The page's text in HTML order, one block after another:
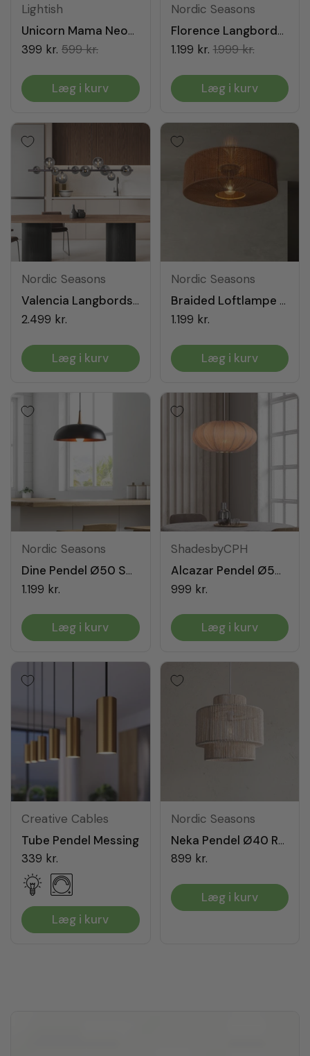
Lightish
Unicorn Mama Neonskilt
399 kr. 599 kr.
Læg i kurv
Nordic Seasons
Florence Langbordspendel Messing/Amber
1.199 kr. 1.999 kr.
Læg i kurv
Nordic Seasons
Valencia Langbordspendel Sort Titanium/Smoke
2.499 kr.
Læg i kurv
Nordic Seasons
Braided Loftlampe Ø60
1.199 kr.
Læg i kurv
Nordic Seasons
Dine Pendel Ø50 Sort
1.199 kr.
Læg i kurv
ShadesbyCPH
Alcazar Pendel Ø50 Champagne
999 kr.
Læg i kurv
Creative Cables
Tube Pendel Messing
339 kr.
Læg i kurv
Nordic Seasons
Neka Pendel Ø40 Raw White
899 kr.
Læg i kurv